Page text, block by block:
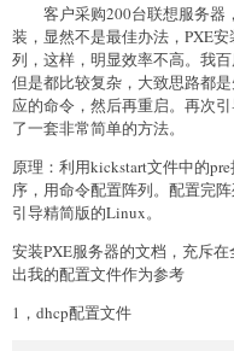
客户采购200台联想服务器
装，显然不是最佳办法，PXE
列，这样，明显效率不高。我
但是都比较复杂，大致思路都
应的命令，然后再重启。再次
了一套非常简单的方法。
原理：利用kickstart文件中的
序，用命令配置阵列。配置完
引导精简版的Linux。
安装PXE服务器的文档，充斥
出我的配置文件作为参考
1，dhcp配置文件